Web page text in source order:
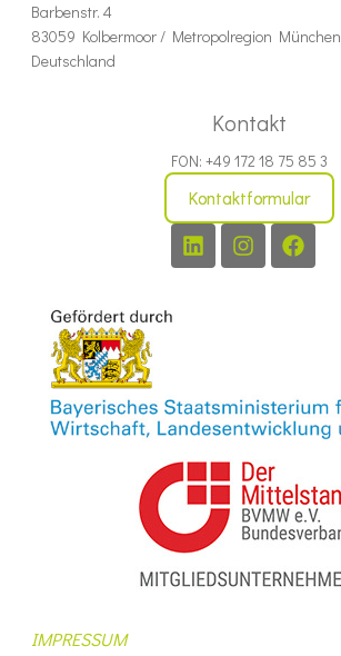
Barbenstr. 4
83059 Kolbermoor / Metropolregion München
Deutschland
Kontakt
FON: +49 172 18 75 85 3
Kontaktformular
IMPRESSUM